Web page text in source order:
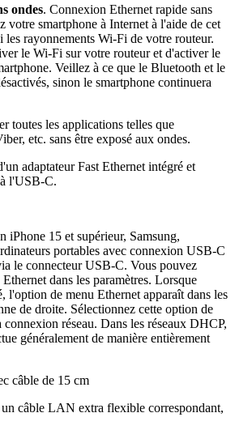
ondes. Connexion Ethernet rapide sans
votre smartphone à Internet à l'aide de cet
les rayonnements Wi-Fi de votre routeur.
le Wi-Fi sur votre routeur et d'activer le
Veillez à ce que le Bluetooth et le
sinon le smartphone continuera
toutes les applications telles que
etc. sans être exposé aux ondes.
adaptateur Fast Ethernet intégré et
l'USB-C.
iPhone 15 et supérieur, Samsung,
portables avec connexion USB-C
le connecteur USB-C. Vous pouvez
dans les paramètres. Lorsque
l'option de menu Ethernet apparaît dans les
de droite. Sélectionnez cette option de
réseau. Dans les réseaux DHCP,
généralement de manière entièrement
câble de 15 cm
câble LAN extra flexible correspondant,